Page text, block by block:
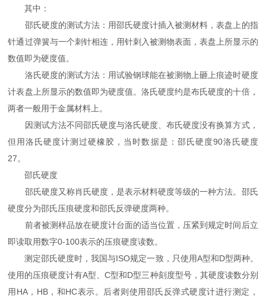
其中：
邵氏硬度的测试方法：用邵氏硬度计插入被测材料，表盘上的指
针通过弹簧与一个刺针相连，用针刺入被测物表面，表盘上所显示的
数值即为硬度值。
洛氏硬度的测试方法：用试验钢球能在被测物上砸上痕迹时硬度
计表盘上所显示的数值即为硬度值。洛氏硬度约是布氏硬度的十倍，
两者一般用于金属材料上。
因测试方法不同邵氏硬度与洛氏硬度、布氏硬度没有换算方式，
但用洛氏硬度计测过硬橡胶，当时数据是：邵氏硬度90洛氏硬度
27。
邵氏硬度
邵氏硬度又称肖氏硬度，是表示材料硬度等级的一种方法。邵氏
硬度分为邵氏压痕硬度和邵氏反弹硬度两种。
前者被测样品放在硬度计台面的适当位置，压紧到规定时间后立
即读取用数字0-100表示的压痕硬度读数。
测定邵氏硬度时，我国与ISO规定一致，只使用A型和D型两种。
使用的压痕硬度计有A型、C型和D型三种刻度型号，其硬度读数分别
用HA，HB，和HC表示。后者则使用邵氏反弹式硬度计进行测定，